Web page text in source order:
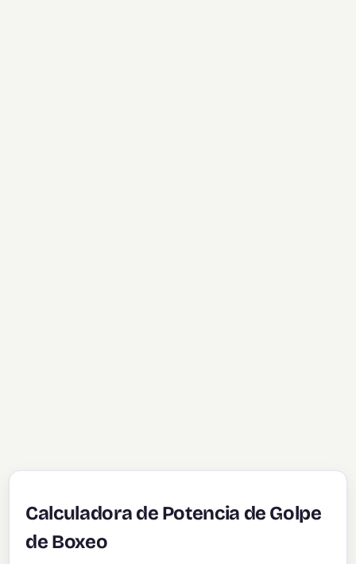
Calculadora de Potencia de Golpe
de Boxeo